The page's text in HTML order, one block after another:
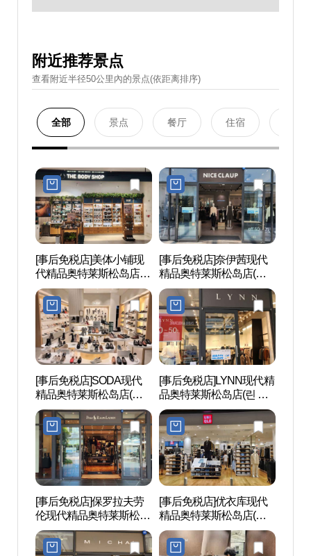
附近推荐景点
查看附近半径50公里內的景点(依距离排序)
全部 景点 餐厅 住宿
[事后免税店]美体小铺现
代精品奥特莱斯松岛店
(더바디샵 현대프리미엄
아울렛송도점)
[事后免税店]奈伊茜现代
精品奥特莱斯松岛店(나
이스클랍 현대프리미엄
아울렛 송도점)
[事后免税店]SODA现代
精品奥特莱斯松岛店(소
다 현대프리미엄아울렛
송도점)
[事后免税店]LYNN现代精
品奥特莱斯松岛店(린 현
대프리미엄아울렛 송도
점)
[事后免税店]保罗拉夫劳
伦现代精品奥特莱斯松岛
店(폴로랄프로렌 현대프
리미엄아울렛 송도점)
[事后免税店]优衣库现代
精品奥特莱斯松岛店(유
니클로 현대프리미엄아
울렛 송도점)